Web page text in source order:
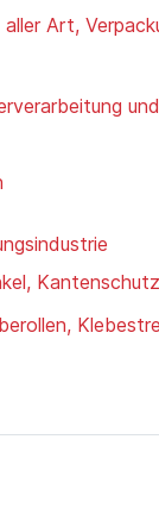
Art,
Kantenschutz